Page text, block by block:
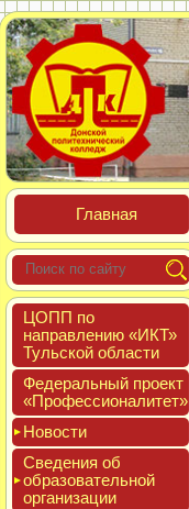
Глав­ная
ЦОПП по
нап­равле­нию «ИКТ»
Туль­ской об­ласти
Феде­раль­ный про­ект
«Про­фес­си­она­литет»
Новос­ти
Све­дения об
об­ра­зова­тель­ной
ор­га­низа­ции